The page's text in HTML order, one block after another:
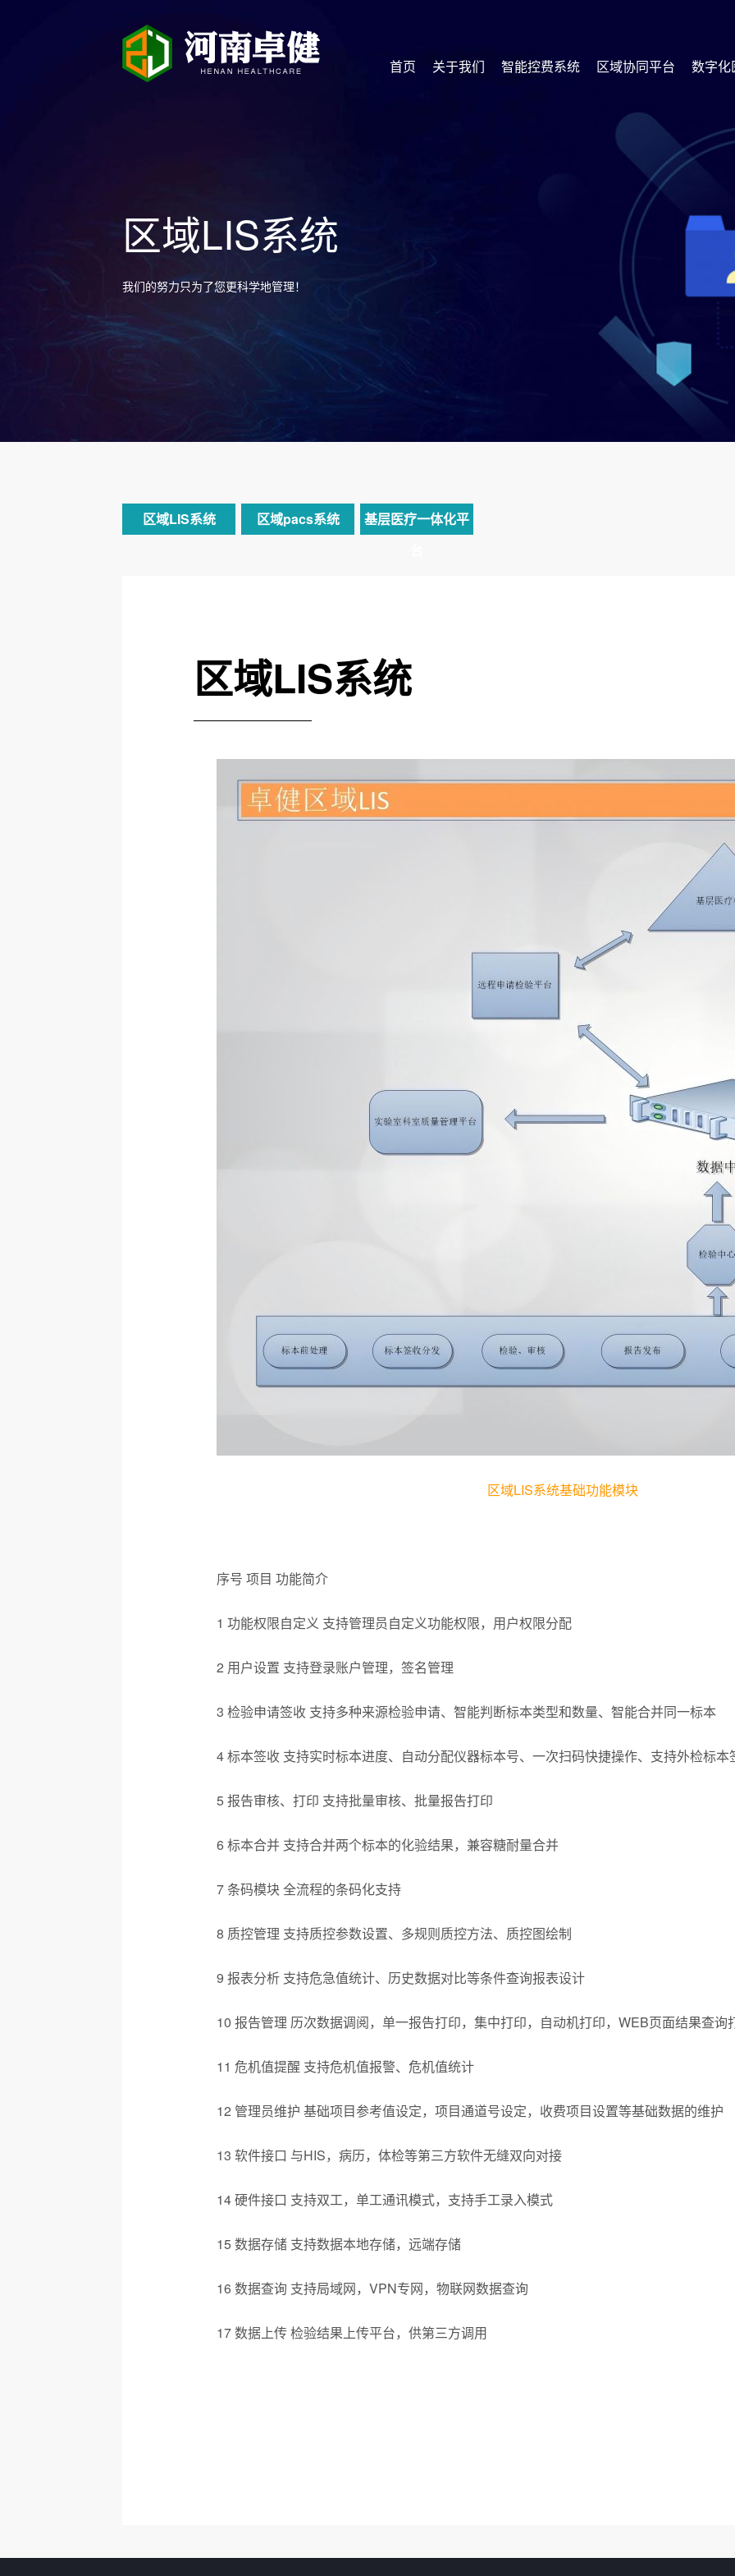
区域LIS系统
我们的努力只为了您更科学地管理！
区域LIS系统 区域pacs系统
基层医疗一体化平
区域LIS系统
区域LIS系统基础功能模块
序号 项目 功能简介
1 功能权限自定义 支持管理员自定义功能权限，用户权限分配
2 用户设置 支持登录账户管理，签名管理
3 检验申请签收 支持多种来源检验申请、智能判断标本类型和数量、智能合并同一标本
4 标本签收 支持实时标本进度、自动分配仪器标本号、一次扫码快捷操作、支持外检标本
5 报告审核、打印 支持批量审核、批量报告打印
6 标本合并 支持合并两个标本的化验结果，兼容糖耐量合并
7 条码模块 全流程的条码化支持
8 质控管理 支持质控参数设置、多规则质控方法、质控图绘制
9 报表分析 支持危急值统计、历史数据对比等条件查询报表设计
10 报告管理 历次数据调阅，单一报告打印，集中打印，自动机打印，WEB页面结果查询
11 危机值提醒 支持危机值报警、危机值统计
12 管理员维护 基础项目参考值设定，项目通道号设定，收费项目设置等基础数据的维护
13 软件接口 与HIS，病历，体检等第三方软件无缝双向对接
14 硬件接口 支持双工，单工通讯模式，支持手工录入模式
15 数据存储 支持数据本地存储，远端存储
16 数据查询 支持局域网，VPN专网，物联网数据查询
17 数据上传 检验结果上传平台，供第三方调用
首页 关于我们 智能控费系统 区域协同平台 数字化